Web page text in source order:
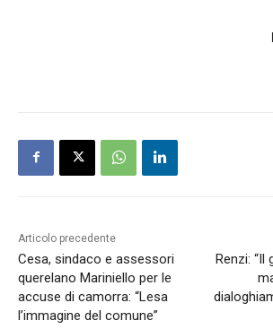
Articolo precedente
Cesa, sindaco e assessori
querelano Mariniello per le
accuse di camorra: “Lesa
l’immagine del comune”
Renzi: “Il